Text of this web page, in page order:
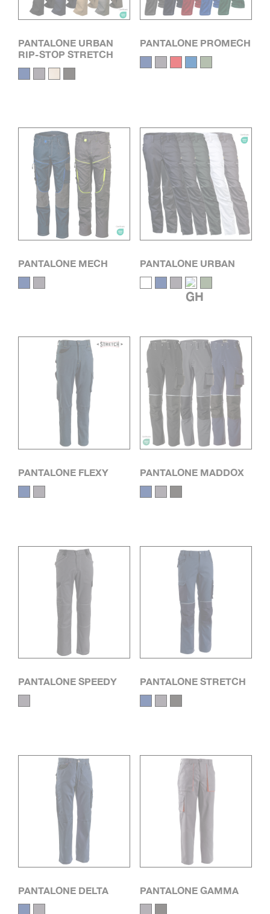
PANTALONE URBAN
RIP-STOP STRETCH
PANTALONE PROMECH
PANTALONE MECH PANTALONE URBAN
PANTALONE FLEXY PANTALONE MADDOX
PANTALONE SPEEDY PANTALONE STRETCH
PANTALONE DELTA PANTALONE GAMMA